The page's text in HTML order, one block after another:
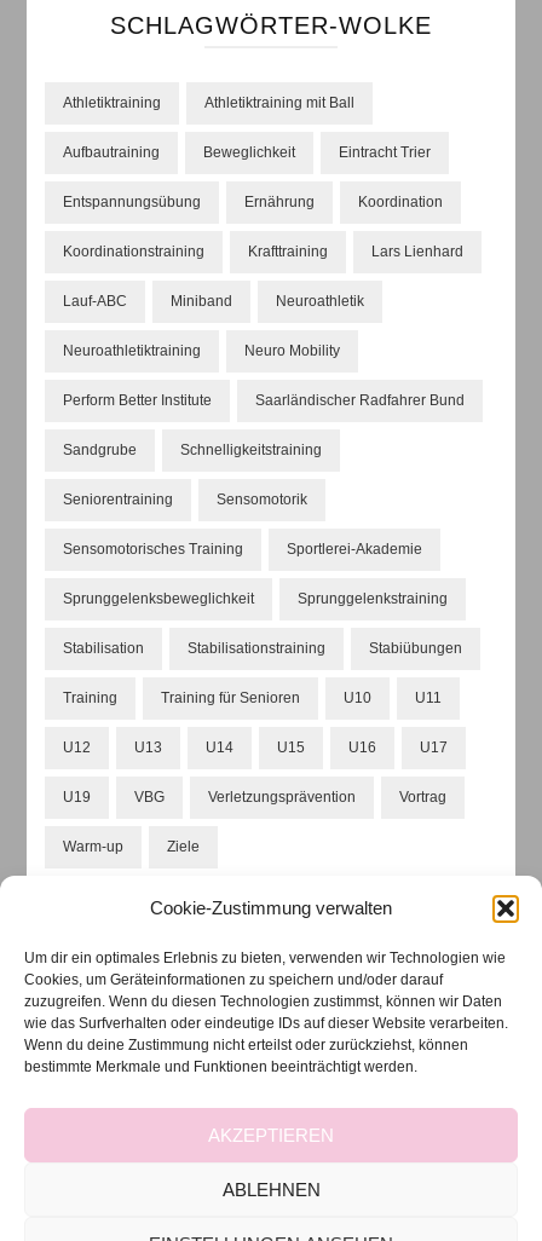
Cookie-Zustimmung verwalten
Um dir ein optimales Erlebnis zu bieten, verwenden wir Technologien wie
Cookies, um Geräteinformationen zu speichern und/oder darauf
zuzugreifen. Wenn du diesen Technologien zustimmst, können wir Daten
wie das Surfverhalten oder eindeutige IDs auf dieser Website verarbeiten.
Wenn du deine Zustimmung nicht erteilst oder zurückziehst, können
bestimmte Merkmale und Funktionen beeinträchtigt werden.
AKZEPTIEREN
ABLEHNEN
SCHLAGWÖRTER-WOLKE
Athletiktraining Athletiktraining mit Ball
Aufbautraining Beweglichkeit Eintracht Trier
Entspannungsübung Ernährung Koordination
Koordinationstraining Krafttraining Lars Lienhard
Lauf-ABC Miniband Neuroathletik
Neuroathletiktraining Neuro Mobility
Perform Better Institute Saarländischer Radfahrer Bund
Sandgrube Schnelligkeitstraining
Seniorentraining Sensomotorik
Sensomotorisches Training Sportlerei-Akademie
Sprunggelenksbeweglichkeit Sprunggelenkstraining
Stabilisation Stabilisationstraining Stabiübungen
Training Training für Senioren U10 U11
U12 U13 U14 U15 U16 U17
U19 VBG Verletzungsprävention Vortrag
Warm-up Ziele
ARCHIVIERTE BEITRÄGE
Archivierte
Beiträge